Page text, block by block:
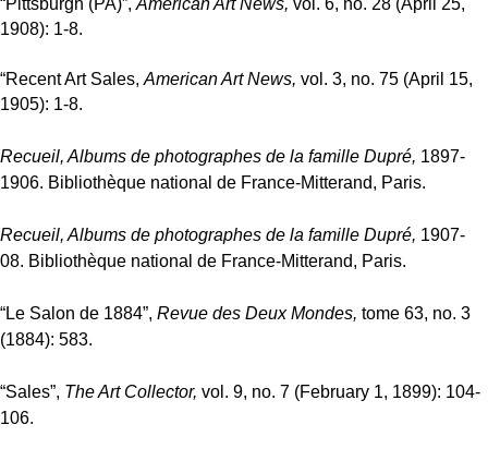
1908): 1-8.
“Recent Art Sales, American Art News, vol. 3, no. 75 (April 15,
1905): 1-8.
Recueil, Albums de photographes de la famille Dupré, 1897-
1906. Bibliothèque national de France-Mitterand, Paris.
Recueil, Albums de photographes de la famille Dupré, 1907-
08. Bibliothèque national de France-Mitterand, Paris.
“Le Salon de 1884”, Revue des Deux Mondes, tome 63, no. 3
(1884): 583.
“Sales”, The Art Collector, vol. 9, no. 7 (February 1, 1899): 104-
106.